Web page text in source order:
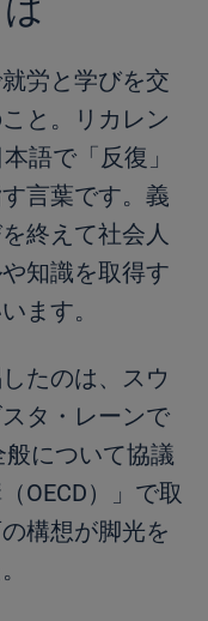
労と学びを交
と。リカレン
語で「反復」
言葉です。義
終えて社会人
知識を取得す
ます。
たのは、スウ
タ・レーンで
について協議
OECD）」で取
構想が脚光を